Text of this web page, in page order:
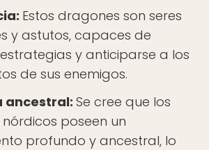
Estos dragones son seres
y astutos, capaces de
y anticiparse a los
de sus enemigos.
ancestral: Se cree que los
poseen un
profundo y ancestral, lo